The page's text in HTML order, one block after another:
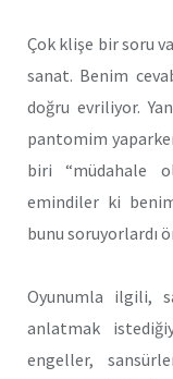
Çok klişe bir soru
sanat. Benim
doğru evriliyor.
pantomim
biri “müdahale
emindiler ki
bunu soruyorlardı
Oyunumla ilgili,
anlatmak
engeller,